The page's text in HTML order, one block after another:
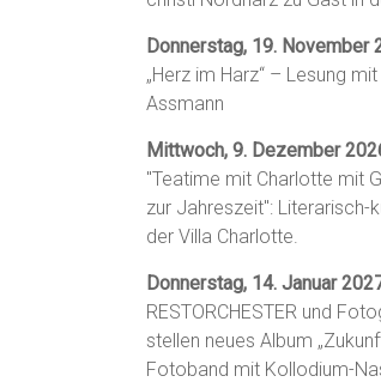
Donnerstag, 19. November
„Herz im Harz“ – Lesung
Assmann
Mittwoch, 9. Dezember
"Teatime mit Charlotte mit
zur Jahreszeit": Literarisch-
der Villa Charlotte.
Donnerstag, 14. Januar
RESTORCHESTER und
stellen neues Album
Fotoband mit Kollodium-